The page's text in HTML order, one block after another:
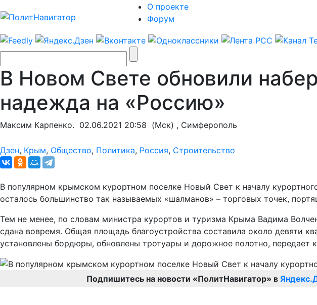
О проекте
Форум
В Новом Свете обновили
надежда на «Россию»
Максим Карпенко. 02.06.2021 20:58 (Мск) , Симферополь
Дзен, Крым, Общество, Политика, Россия, Строительство
В популярном крымском курортном поселке Новый Свет к началу
осталось большинство так называемых «шалманов» – торговых точек,
Тем не менее, по словам министра курортов и туризма Крыма Вадима
сдана вовремя. Общая площадь благоустройства составила около девяти
установлены бордюры, обновлены тротуары и дорожное полотно, передает
Подпишитесь на новости «ПолитНавигатор» в